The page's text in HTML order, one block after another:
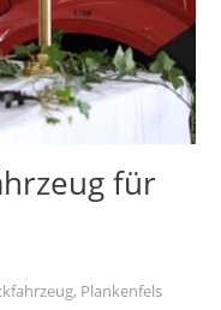
für
, Plankenfels